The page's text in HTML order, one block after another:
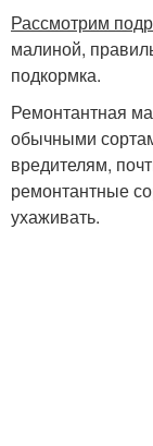
Рассмотрим
малиной,
подкормка.
Ремонтантная
обычными
вредителям,
ремонтантные
ухаживать.